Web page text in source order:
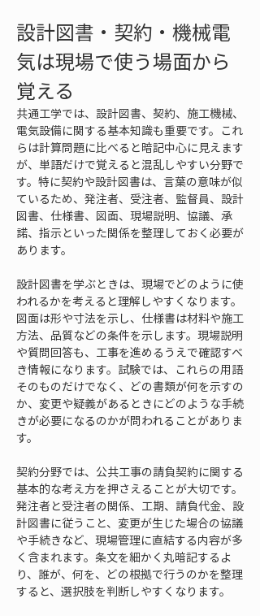
設計図書・契約・機械電
気は現場で使う場面から
覚える
共通工学では、設計図書、契約、施工機械、
電気設備に関する基本知識も重要です。これ
らは計算問題に比べると暗記中心に見えます
が、単語だけで覚えると混乱しやすい分野で
す。特に契約や設計図書は、言葉の意味が似
ているため、発注者、受注者、監督員、設計
図書、仕様書、図面、現場説明、協議、承
諾、指示といった関係を整理しておく必要が
あります。
設計図書を学ぶときは、現場でどのように使
われるかを考えると理解しやすくなります。
図面は形や寸法を示し、仕様書は材料や施工
方法、品質などの条件を示します。現場説明
や質問回答も、工事を進めるうえで確認すべ
き情報になります。試験では、これらの用語
そのものだけでなく、どの書類が何を示すの
か、変更や疑義があるときにどのような手続
きが必要になるのかが問われることがありま
す。
契約分野では、公共工事の請負契約に関する
基本的な考え方を押さえることが大切です。
発注者と受注者の関係、工期、請負代金、設
計図書に従うこと、変更が生じた場合の協議
や手続きなど、現場管理に直結する内容が多
く含まれます。条文を細かく丸暗記するよ
り、誰が、何を、どの根拠で行うのかを整理
すると、選択肢を判断しやすくなります。